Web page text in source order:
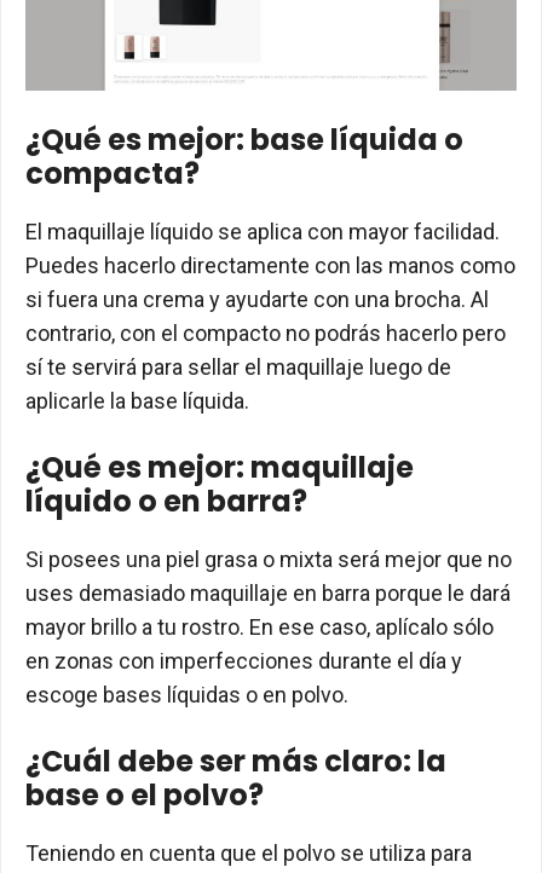
¿Qué es mejor: base líquida o
compacta?
El maquillaje líquido se aplica con mayor facilidad.
Puedes hacerlo directamente con las manos como
si fuera una crema y ayudarte con una brocha. Al
contrario, con el compacto no podrás hacerlo pero
sí te servirá para sellar el maquillaje luego de
aplicarle la base líquida.
¿Qué es mejor: maquillaje
líquido o en barra?
Si posees una piel grasa o mixta será mejor que no
uses demasiado maquillaje en barra porque le dará
mayor brillo a tu rostro. En ese caso, aplícalo sólo
en zonas con imperfecciones durante el día y
escoge bases líquidas o en polvo.
¿Cuál debe ser más claro: la
base o el polvo?
Teniendo en cuenta que el polvo se utiliza para